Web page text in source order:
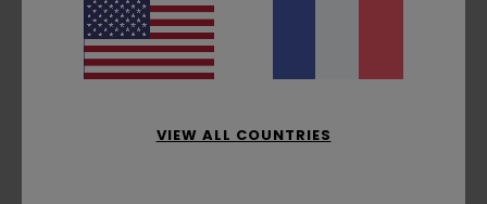
4/5
VIEW ALL COUNTRIES